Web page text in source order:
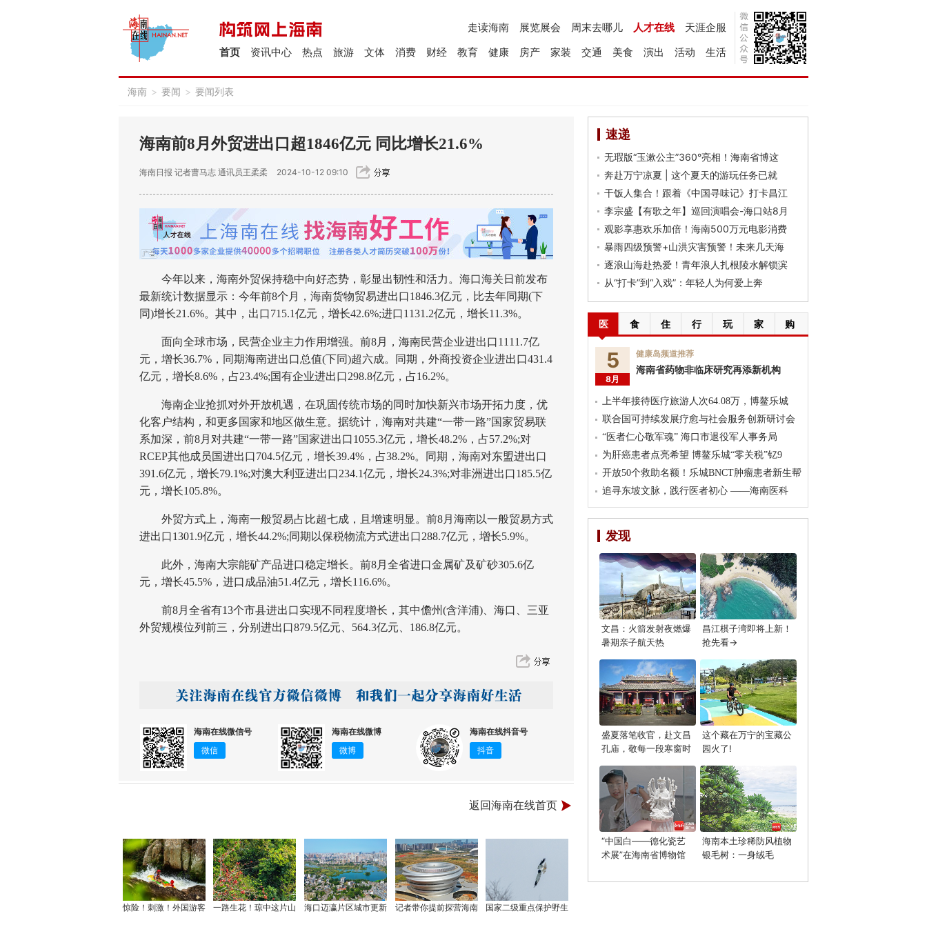
天涯企服
人才在线
周末去哪儿
展览展会
走读海南
生活
活动
演出
美食
交通
家装
房产
健康
教育
财经
消费
文体
旅游
热点
资讯中心
首页
海南 > 要闻 > 要闻列表
海南前8月外贸进出口超1846亿元 同比增长21.6%
海南日报 记者曹马志 通讯员王柔柔 2024-10-12 09:10
今年以来，海南外贸保持稳中向好态势，彰显出韧性和活力。海口海关日前发布
最新统计数据显示：今年前8个月，海南货物贸易进出口1846.3亿元，比去年同期(下
同)增长21.6%。其中，出口715.1亿元，增长42.6%;进口1131.2亿元，增长11.3%。
面向全球市场，民营企业主力作用增强。前8月，海南民营企业进出口1111.7亿
元，增长36.7%，同期海南进出口总值(下同)超六成。同期，外商投资企业进出口431.4
亿元，增长8.6%，占23.4%;国有企业进出口298.8亿元，占16.2%。
海南企业抢抓对外开放机遇，在巩固传统市场的同时加快新兴市场开拓力度，优
化客户结构，和更多国家和地区做生意。据统计，海南对共建“一带一路”国家贸易联
系加深，前8月对共建“一带一路”国家进出口1055.3亿元，增长48.2%，占57.2%;对
RCEP其他成员国进出口704.5亿元，增长39.4%，占38.2%。同期，海南对东盟进出口
391.6亿元，增长79.1%;对澳大利亚进出口234.1亿元，增长24.3%;对非洲进出口185.5亿
元，增长105.8%。
外贸方式上，海南一般贸易占比超七成，且增速明显。前8月海南以一般贸易方式
进出口1301.9亿元，增长44.2%;同期以保税物流方式进出口288.7亿元，增长5.9%。
此外，海南大宗能矿产品进口稳定增长。前8月全省进口金属矿及矿砂305.6亿
元，增长45.5%，进口成品油51.4亿元，增长116.6%。
前8月全省有13个市县进出口实现不同程度增长，其中儋州(含洋浦)、海口、三亚
外贸规模位列前三，分别进出口879.5亿元、564.3亿元、186.8亿元。
海南在线微信号
微信
海南在线微博
微博
海南在线抖音号
抖音
返回海南在线首页
惊险！刺激！外国游客 一路生花！琼中这片山 海口迈瀛片区城市更新 记者带你提前探营海南 国家二级重点保护野生
速递
无瑕版“玉漱公主”360°亮相！海南省博这
奔赴万宁凉夏 | 这个夏天的游玩任务已就
干饭人集合！跟着《中国寻味记》打卡昌江
李宗盛【有歌之年】巡回演唱会-海口站8月
观影享惠欢乐加倍！海南500万元电影消费
暴雨四级预警+山洪灾害预警！未来几天海
逐浪山海赴热爱！青年浪人扎根陵水解锁滨
从“打卡”到“入戏”：年轻人为何爱上奔
医 食 住 行 玩 家 购
5
8月
健康岛频道推荐
海南省药物非临床研究再添新机构
上半年接待医疗旅游人次64.08万，博鳌乐城
联合国可持续发展疗愈与社会服务创新研讨会
“医者仁心敬军魂” 海口市退役军人事务局
为肝癌患者点亮希望 博鳌乐城“零关税”钇9
开放50个救助名额！乐城BNCT肿瘤患者新生帮
追寻东坡文脉，践行医者初心 ——海南医科
发现
文昌：火箭发射夜燃爆
暑期亲子航天热
昌江棋子湾即将上新！
抢先看→
盛夏落笔收官，赴文昌
孔庙，敬每一段寒窗时
这个藏在万宁的宝藏公
园火了!
“中国白——德化瓷艺
术展”在海南省博物馆
海南本土珍稀防风植物
银毛树：一身绒毛